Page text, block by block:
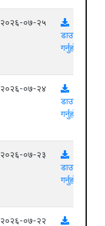
२०२६-०७-२५
डाउनलोड
गर्नुहोस्
२०२६-०७-२४
डाउनलोड
गर्नुहोस्
२०२६-०७-२३
डाउनलोड
गर्नुहोस्
२०२६-०७-२२